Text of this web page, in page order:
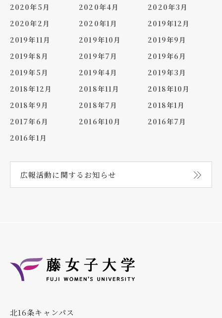
2020年5月
2020年4月
2020年3月
2020年2月
2020年1月
2019年12月
2019年11月
2019年10月
2019年9月
2019年8月
2019年7月
2019年6月
2019年5月
2019年4月
2019年3月
2018年12月
2018年11月
2018年10月
2018年9月
2018年7月
2018年1月
2017年6月
2016年10月
2016年7月
2016年1月
広報活動に関する お知らせ
北16条キャンパス